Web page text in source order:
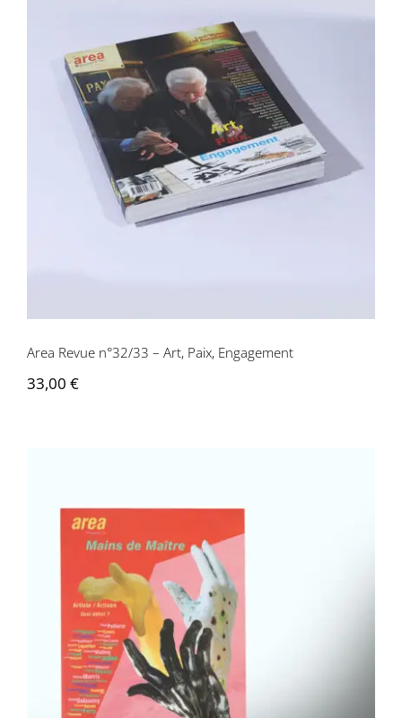
Area Revue n°32/33 – Art, Paix,
Engagement
Area Revue n°32/33 – Art, Paix, Engagement
33,00 €
Area revue n°31 – Mains de Maître